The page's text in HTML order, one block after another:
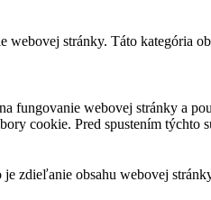
webovej stránky. Táto
webovej stránky a
cookie. Pred spustením
zdieľanie obsahu webovej